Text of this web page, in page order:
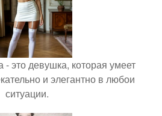
это девушка, которая умеет
и элегантно в любои
ситуации.